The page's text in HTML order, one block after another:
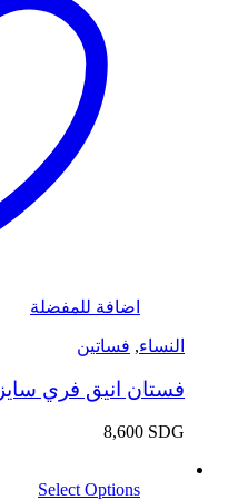
اضافة للمفضلة
النساء, فساتين
فستان انيق فري سايز
8,600 SDG
Select Options